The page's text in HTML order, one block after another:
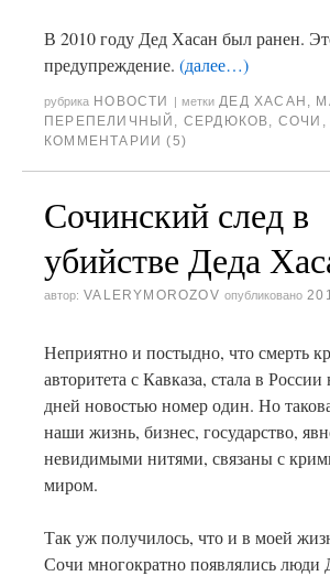
В 2010 году Дед Хасан был ранен.
предупреждение. (далее…)
рубрика НОВОСТИ | метки ДЕД ХАСАН ,
ПЕРЕПЕЛИЧНЫЙ , СЕРДЮКОВ, СОЧИ
КОММЕНТАРИИ (5)
Сочинский след в
убийстве Деда
автор: VALERYMOROZOV опубликовано
Неприятно и постыдно, что смерть
авторитета с Кавказа, стала в России
дней новостью номер один. Но
наши жизнь, бизнес, государство,
невидимыми нитями, связаны с
миром.
Так уж получилось, что и в моей
Сочи многократно появлялись люди